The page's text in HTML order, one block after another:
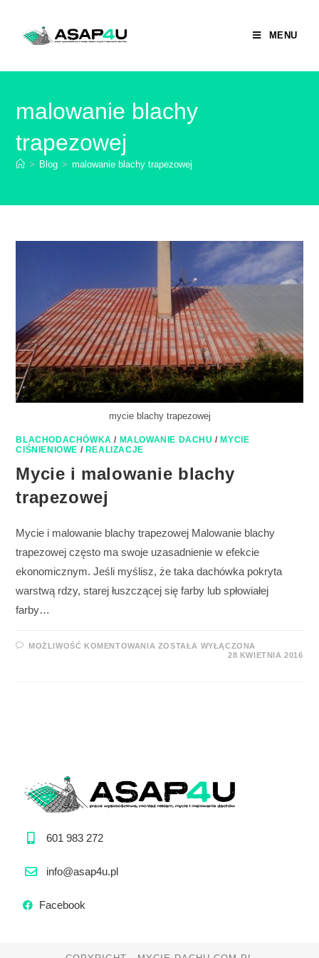
MENU
malowanie blachy
trapezowej
> Blog > malowanie blachy trapezowej
mycie blachy trapezowej
BLACHODACHÓWKA / MALOWANIE DACHU /MYCIE
CIŚNIENIOWE / REALIZACJE
Mycie i malowanie blachy
trapezowej
Mycie i malowanie blachy trapezowej Malowanie blachy
trapezowej często ma swoje uzasadnienie w efekcie
ekonomicznym. Jeśli myślisz, że taka dachówka pokryta
warstwą rdzy, starej łuszczącej się farby lub spłowiałej
farby…
MOŻLIWOŚĆ KOMENTOWANIA ZOSTAŁA WYŁĄCZONA
28 KWIETNIA 2016
601 983 272
info@asap4u.pl
Facebook